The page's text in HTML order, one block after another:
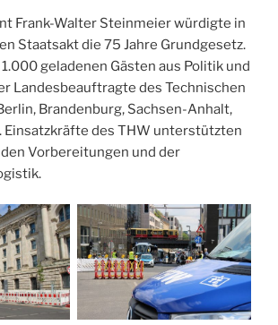
Frank-Walter Steinmeier würdigte in
Staatsakt die 75 Jahre Grundgesetz.
geladenen Gästen aus Politik und
Landesbeauftragte des Technischen
Brandenburg, Sachsen-Anhalt,
Einsatzkräfte des THW unterstützten
Vorbereitungen und der